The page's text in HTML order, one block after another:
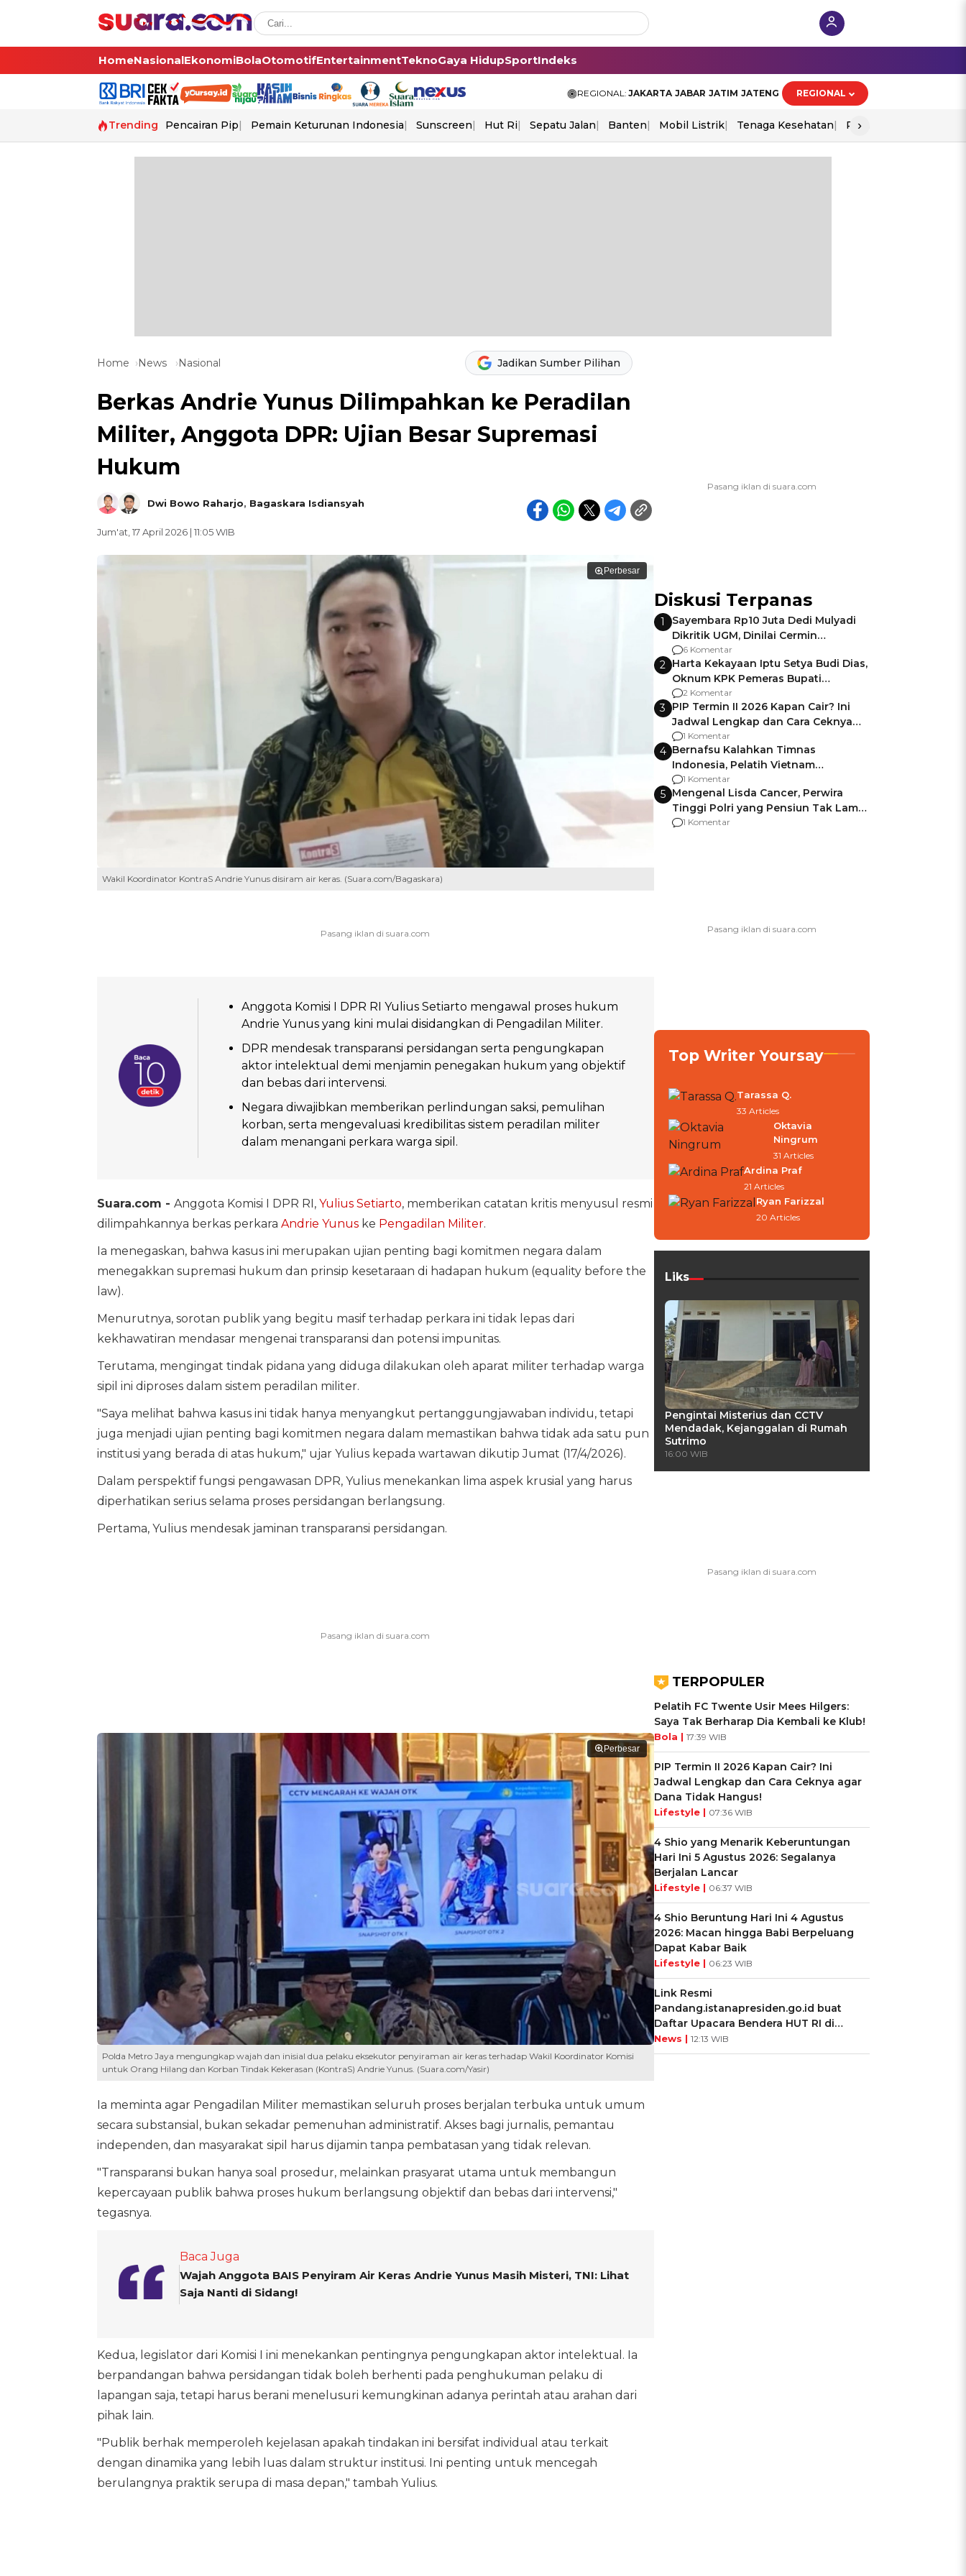
HomeNasionalEkonomiBolaOtomotifEntertainmentTeknoGaya HidupSportIndeks
REGIONAL: JAKARTA JABAR JATIM JATENG REGIONAL
Trending Pencairan Pip Pemain Keturunan Indonesia Sunscreen Hut Ri Sepatu Jalan Banten Mobil Listrik Tenaga Kesehatan Perang As-Iran
›
Home News Nasional Jadikan Sumber Pilihan
Berkas Andrie Yunus Dilimpahkan ke Peradilan
Militer, Anggota DPR: Ujian Besar Supremasi
Hukum
Dwi Bowo Raharjo, Bagaskara Isdiansyah
Jum'at, 17 April 2026 | 11:05 WIB
Perbesar
Wakil Koordinator KontraS Andrie Yunus disiram air keras. (Suara.com/Bagaskara)
Anggota Komisi I DPR RI Yulius Setiarto mengawal proses hukum
Andrie Yunus yang kini mulai disidangkan di Pengadilan Militer.
DPR mendesak transparansi persidangan serta pengungkapan
aktor intelektual demi menjamin penegakan hukum yang objektif
dan bebas dari intervensi.
Negara diwajibkan memberikan perlindungan saksi, pemulihan
korban, serta mengevaluasi kredibilitas sistem peradilan militer
dalam menangani perkara warga sipil.
Suara.com - Anggota Komisi I DPR RI, Yulius Setiarto, memberikan catatan kritis menyusul resmi
dilimpahkannya berkas perkara Andrie Yunuske Pengadilan Militer.
Ia menegaskan, bahwa kasus ini merupakan ujian penting bagi komitmen negara dalam
menegakkan supremasi hukum dan prinsip kesetaraan di hadapan hukum (equality before the
law).
Menurutnya, sorotan publik yang begitu masif terhadap perkara ini tidak lepas dari
kekhawatiran mendasar mengenai transparansi dan potensi impunitas.
Terutama, mengingat tindak pidana yang diduga dilakukan oleh aparat militer terhadap warga
sipil ini diproses dalam sistem peradilan militer.
"Saya melihat bahwa kasus ini tidak hanya menyangkut pertanggungjawaban individu, tetapi
juga menjadi ujian penting bagi komitmen negara dalam memastikan bahwa tidak ada satu pun
institusi yang berada di atas hukum," ujar Yulius kepada wartawan dikutip Jumat (17/4/2026).
Dalam perspektif fungsi pengawasan DPR, Yulius menekankan lima aspek krusial yang harus
diperhatikan serius selama proses persidangan berlangsung.
Pertama, Yulius mendesak jaminan transparansi persidangan.
Perbesar
Polda Metro Jaya mengungkap wajah dan inisial dua pelaku eksekutor penyiraman air keras terhadap Wakil Koordinator Komisi
untuk Orang Hilang dan Korban Tindak Kekerasan (KontraS) Andrie Yunus. (Suara.com/Yasir)
Ia meminta agar Pengadilan Militer memastikan seluruh proses berjalan terbuka untuk umum
secara substansial, bukan sekadar pemenuhan administratif. Akses bagi jurnalis, pemantau
independen, dan masyarakat sipil harus dijamin tanpa pembatasan yang tidak relevan.
"Transparansi bukan hanya soal prosedur, melainkan prasyarat utama untuk membangun
kepercayaan publik bahwa proses hukum berlangsung objektif dan bebas dari intervensi,"
tegasnya.
Baca Juga
Wajah Anggota BAIS Penyiram Air Keras Andrie Yunus Masih Misteri, TNI: Lihat
Saja Nanti di Sidang!
Kedua, legislator dari Komisi I ini menekankan pentingnya pengungkapan aktor intelektual. Ia
berpandangan bahwa persidangan tidak boleh berhenti pada penghukuman pelaku di
lapangan saja, tetapi harus berani menelusuri kemungkinan adanya perintah atau arahan dari
pihak lain.
"Publik berhak memperoleh kejelasan apakah tindakan ini bersifat individual atau terkait
dengan dinamika yang lebih luas dalam struktur institusi. Ini penting untuk mencegah
berulangnya praktik serupa di masa depan," tambah Yulius.
Diskusi Terpanas
1
Sayembara Rp10 Juta Dedi Mulyadi
Dikritik UGM, Dinilai Cermin
Gagalnya Negara Jamin Keamanan
6 Komentar
2 Harta Kekayaan Iptu Setya Budi Dias,
Oknum KPK Pemeras Bupati
Pemalang
2 Komentar
3 PIP Termin II 2026 Kapan Cair? Ini
Jadwal Lengkap dan Cara Ceknya
agar Dana Tidak Hangus!
1 Komentar
4 Bernafsu Kalahkan Timnas
Indonesia, Pelatih Vietnam
Berencana Pakai Jimat di Pakansari
1 Komentar
5 Mengenal Lisda Cancer, Perwira
Tinggi Polri yang Pensiun Tak Lama
Usai Jadi Brigjen
1 Komentar
Top Writer Yoursay
Tarassa Q.
33 Articles
Oktavia
Ningrum
31 Articles
Ardina Praf
21 Articles
Ryan Farizzal
20 Articles
Liks
Pengintai Misterius dan CCTV
Mendadak, Kejanggalan di Rumah
Sutrimo
16:00 WIB
TERPOPULER
Pelatih FC Twente Usir Mees Hilgers:
Saya Tak Berharap Dia Kembali ke Klub!
Bola | 17:39 WIB
PIP Termin II 2026 Kapan Cair? Ini
Jadwal Lengkap dan Cara Ceknya agar
Dana Tidak Hangus!
Lifestyle | 07:36 WIB
4 Shio yang Menarik Keberuntungan
Hari Ini 5 Agustus 2026: Segalanya
Berjalan Lancar
Lifestyle | 06:37 WIB
4 Shio Beruntung Hari Ini 4 Agustus
2026: Macan hingga Babi Berpeluang
Dapat Kabar Baik
Lifestyle | 06:23 WIB
Link Resmi
Pandang.istanapresiden.go.id buat
Daftar Upacara Bendera HUT RI di
Istana Negara
News | 12:13 WIB